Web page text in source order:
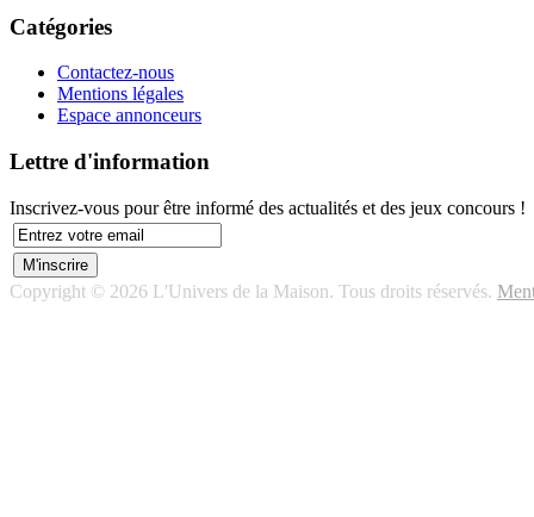
Catégories
Contactez-nous
Mentions légales
Espace annonceurs
Lettre d'information
Inscrivez-vous pour être informé des actualités et des jeux concours !
Copyright © 2026 L'Univers de la Maison. Tous droits réservés.